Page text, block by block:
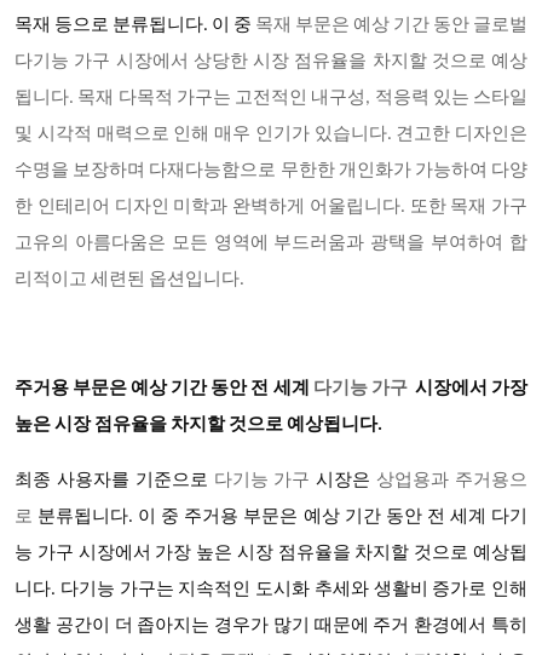
목재 등으로 분류됩니다. 이 중 목재 부문은 예상 기간 동안 글로벌
다기능 가구 시장에서 상당한 시장 점유율을 차지할 것으로 예상
됩니다. 목재 다목적 가구는 고전적인 내구성, 적응력 있는 스타일
및 시각적 매력으로 인해 매우 인기가 있습니다. 견고한 디자인은
수명을 보장하며 다재다능함으로 무한한 개인화가 가능하여 다양
한 인테리어 디자인 미학과 완벽하게 어울립니다. 또한 목재 가구
고유의 아름다움은 모든 영역에 부드러움과 광택을 부여하여 합
리적이고 세련된 옵션입니다.
주거용 부문은 예상 기간 동안 전 세계 다기능 가구 시장에서 가장
높은 시장 점유율을 차지할 것으로 예상됩니다.
최종 사용자를 기준으로 다기능 가구시장은 상업용과 주거용으
로 분류됩니다. 이 중 주거용 부문은 예상 기간 동안 전 세계 다기
능 가구 시장에서 가장 높은 시장 점유율을 차지할 것으로 예상됩
니다. 다기능 가구는 지속적인 도시화 추세와 생활비 증가로 인해
생활 공간이 더 좁아지는 경우가 많기 때문에 주거 환경에서 특히